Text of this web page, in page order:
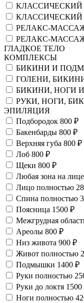
КЛАССИЧЕСКИЙ
КЛАССИЧЕСКИЙ
РЕЛАКС-МАССАЖ
РЕЛАКС-МАССАЖ
ГЛАДКОЕ ТЕЛО
КОМПЛЕКСЫ
БИКИНИ И
ГОЛЕНИ,
БИКИНИ, НОГИ
РУКИ, НОГИ,
ЭПИЛЯЦИЯ
Подбородок 800 ₽
Бакенбарды 800 ₽
Верхняя губа 800 ₽
Лоб 800 ₽
Щеки 800 ₽
Любая зона на лице
Лицо полностью
Спина полностью
Поясница 1500 ₽
Межгрудная
Ареолы 800 ₽
Низ живота 900 ₽
Живот полностью
Подмышки 1400 ₽
Руки полностью
Руки до локтя 1500
Ноги полностью